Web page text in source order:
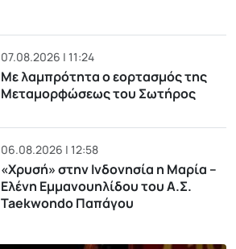
07.08.2026 | 11:24
Με λαμπρότητα ο εορτασμός της
Μεταμορφώσεως του Σωτήρος
06.08.2026 | 12:58
«Χρυσή» στην Ινδονησία η Μαρία –
Ελένη Εμμανουηλίδου του Α.Σ.
Taekwondo Παπάγου